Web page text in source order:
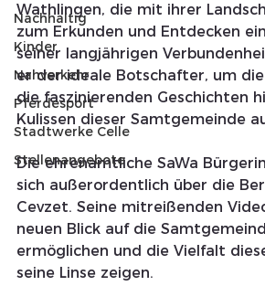
Nachhaltig
Kinder
Nahverkehr
Pferdesport
Stadtwerke Celle
Stellenangebote
Wathlingen, die mit ihrer
zum Erkunden und Entdecken
seiner langjährigen
er der ideale Botschafter, um
die faszinierenden Geschichten
Kulissen dieser Samtgemeinde
Die ehrenamtliche SaWa
sich außerordentlich über die
Cevzet. Seine mitreißenden
neuen Blick auf die
ermöglichen und die Vielfalt
seine Linse zeigen.